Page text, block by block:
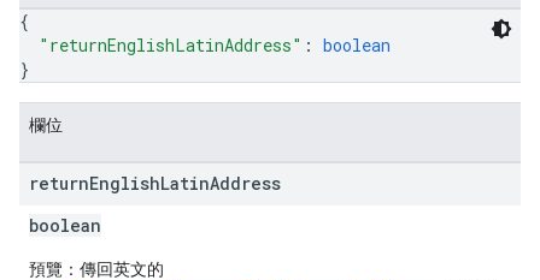
{
"returnEnglishLatinAddress" : boolean
}
欄位
returnEnglishLatinAddress
boolean
預覽：傳回英文的